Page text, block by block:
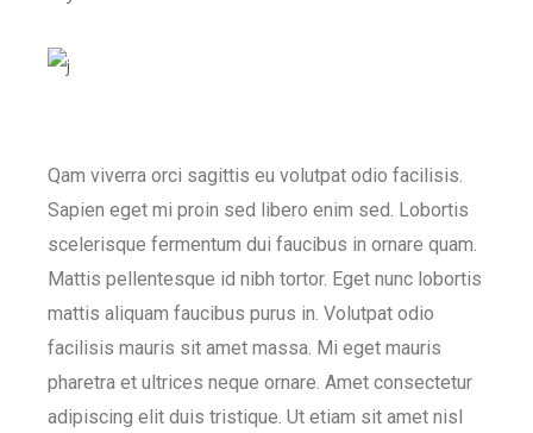
Qam viverra orci sagittis eu volutpat odio facilisis.
Sapien eget mi proin sed libero enim sed. Lobortis
scelerisque fermentum dui faucibus in ornare quam.
Mattis pellentesque id nibh tortor. Eget nunc lobortis
mattis aliquam faucibus purus in. Volutpat odio
facilisis mauris sit amet massa. Mi eget mauris
pharetra et ultrices neque ornare. Amet consectetur
adipiscing elit duis tristique. Ut etiam sit amet nisl